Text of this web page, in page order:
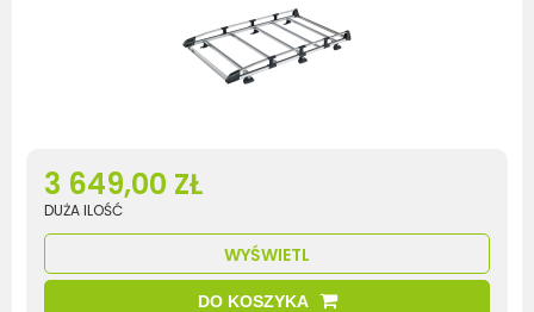
3 649,00 ZŁ
DUŻA ILOŚĆ
WYŚWIETL
DO KOSZYKA